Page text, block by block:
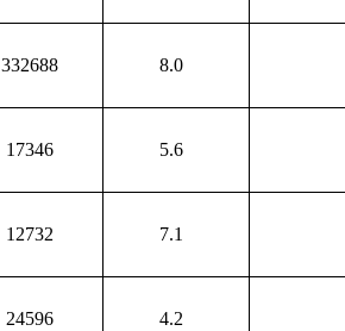
332688 8.0
17346 5.6
12732 7.1
24596 4.2